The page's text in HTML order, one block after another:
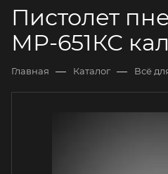
Пистолет
МР-651КС
Главная — Каталог — Всё